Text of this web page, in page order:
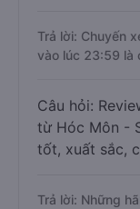
Trả lời: Chuyến
vào lúc 23:59 là
Câu hỏi:
từ Hóc Môn -
tốt, xuất sắc,
Trả lời: Những